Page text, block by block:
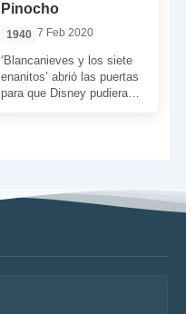
Pinocho
1940 7 Feb 2020
‘Blancanieves y los siete
enanitos’ abrió las puertas
para que Disney pudiera